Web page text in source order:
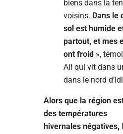
biens dans la
voisins. Dans le
sol est humide
partout, et mes
ont froid »,
Ali qui vit dans
dans le nord
Alors que la région
des températures
hivernales négatives,